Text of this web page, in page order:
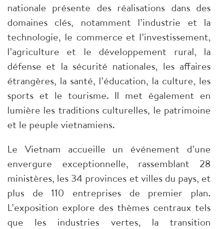
nationale présente des réalisations dans des
domaines clés, notamment l’industrie et la
technologie, le commerce et l’investissement,
l’agriculture et le développement rural, la
défense et la sécurité nationales, les affaires
étrangères, la santé, l’éducation, la culture, les
sports et le tourisme. Il met également en
lumière les traditions culturelles, le patrimoine
et le peuple vietnamiens.
Le Vietnam accueille un événement d’une
envergure exceptionnelle, rassemblant 28
ministères, les 34 provinces et villes du pays, et
plus de 110 entreprises de premier plan.
L’exposition explore des thèmes centraux tels
que les industries vertes, la transition